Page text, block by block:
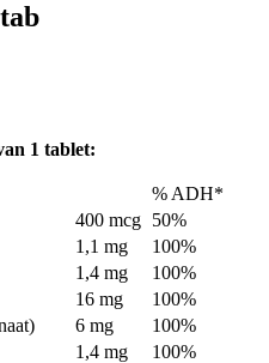
1 tablet:
% ADH*
400 mcg 50%
1,1 mg
100%
1,4 mg
100%
16 mg
100%
6 mg
100%
1,4 mg
100%